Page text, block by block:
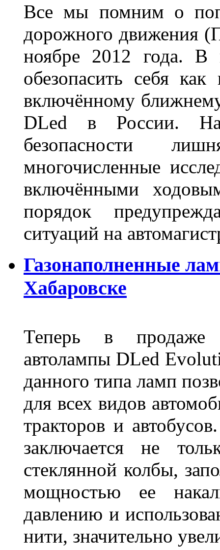
Все мы помним о
дорожного движения
ноябре 2012 года.
обезопасить себя
включённому
DLed в России.
безопасности
многочисленные
включёнными
порядок
ситуаций на
Газонаполненные
Хабаровске
Теперь в продаже
автолампы DLed
данного типа ламп
для всех видов
тракторов и
заключается не
стеклянной колбы,
мощностью ее
давлению и
нити, значительно